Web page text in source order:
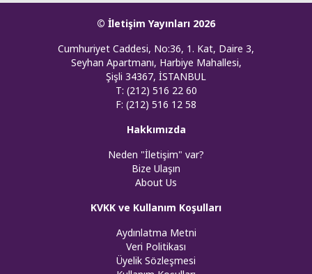
© İletişim Yayınları 2026
Cumhuriyet Caddesi, No:36, 1. Kat, Daire 3,
Seyhan Apartmanı, Harbiye Mahallesi,
Şişli 34367, İSTANBUL
T: (212) 516 22 60
F: (212) 516 12 58
Hakkımızda
Neden "İletişim" var?
Bize Ulaşın
About Us
KVKK ve Kullanım Koşulları
Aydınlatma Metni
Veri Politikası
Üyelik Sözleşmesi